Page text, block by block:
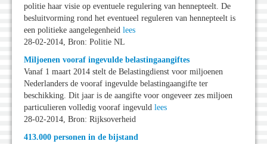
politie haar visie op eventuele regulering van hennepteelt. De
besluitvorming rond het eventueel reguleren van hennepteelt is
een politieke aangelegenheid lees
28-02-2014, Bron: Politie NL
Miljoenen vooraf ingevulde belastingaangiftes
Vanaf 1 maart 2014 stelt de Belastingdienst voor miljoenen
Nederlanders de vooraf ingevulde belastingaangifte ter
beschikking. Dit jaar is de aangifte voor ongeveer zes miljoen
particulieren volledig vooraf ingevuld lees
28-02-2014, Bron: Rijksoverheid
413.000 personen in de bijstand